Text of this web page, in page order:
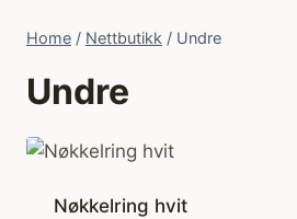
Home / Nettbutikk / Undre
Undre
Nøkkelring hvit